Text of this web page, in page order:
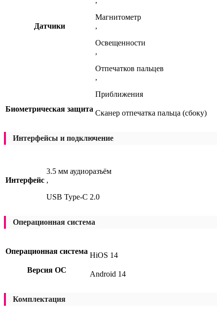
Датчики
Магнитометр
,
Освещенности
,
Отпечатков пальцев
,
Приближения
Биометрическая защита Сканер отпечатка пальца (сбоку)
Интерфейсы и подключение
Интерфейс
3.5 мм аудиоразъём
,
USB Type-C 2.0
Операционная система
Операционная система HiOS 14
Версия ОС
Android 14
Комплектация